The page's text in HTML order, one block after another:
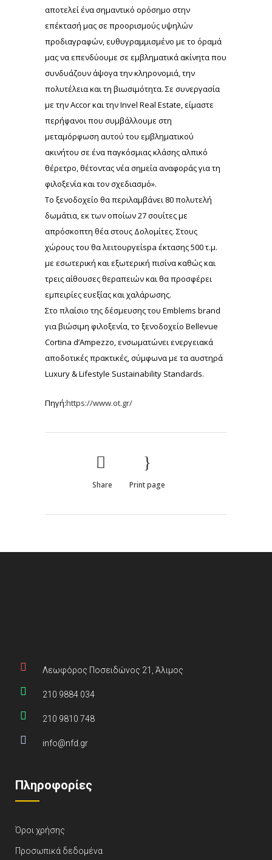
αποτελεί ένα σημαντικό ορόσημο στην
επέκτασή μας σε προορισμούς υψηλών
προδιαγραφών, ευθυγραμμισμένο με το όραμά
μας να επενδύουμε σε εμβληματικά ακίνητα που
συνδυάζουν άψογα την κληρονομιά, την
πολυτέλεια και τη βιωσιμότητα. Σε συνεργασία
με την Accor και την Invel Real Estate, είμαστε
περήφανοι που συμβάλλουμε στη
μεταμόρφωση αυτού του εμβληματικού
ακινήτου σε ένα παγκόσμιας κλάσης αλπικό
θέρετρο, θέτοντας νέα σημεία αναφοράς για τη
φιλοξενία και τον σχεδιασμό».
Το ξενοδοχείο θα περιλαμβάνει 80 πολυτελή
δωμάτια, εκ των οποίων 27 σουίτες με
απρόσκοπτη θέα στους Δολομίτες. Στους
χώρους του θα λειτουργείspa έκτασης 500 τ.μ.
με εσωτερική και εξωτερική πισίνα καθώς και
τρεις αίθουσες θεραπειών και θα προσφέρει
εμπειρίες ευεξίας και χαλάρωσης.
Στο πλαίσιο της δέσμευσης του Emblems brand
για βιώσιμη φιλοξενία, το ξενοδοχείο Bellevue
Cortina d’Ampezzo, ενσωματώνει ενεργειακά
αποδοτικές πρακτικές, σύμφωνα με τα αυστηρά
Luxury & Lifestyle Sustainability Standards.
Πηγή:https://www.ot.gr/
Share Print page
Λεωφόρος Ποσειδώνος 21, Άλιμος
210 9884 034
210 9810 748
info@nfd.gr
Πληροφορίες
Όροι χρήσης
Προσωπικά δεδομένα